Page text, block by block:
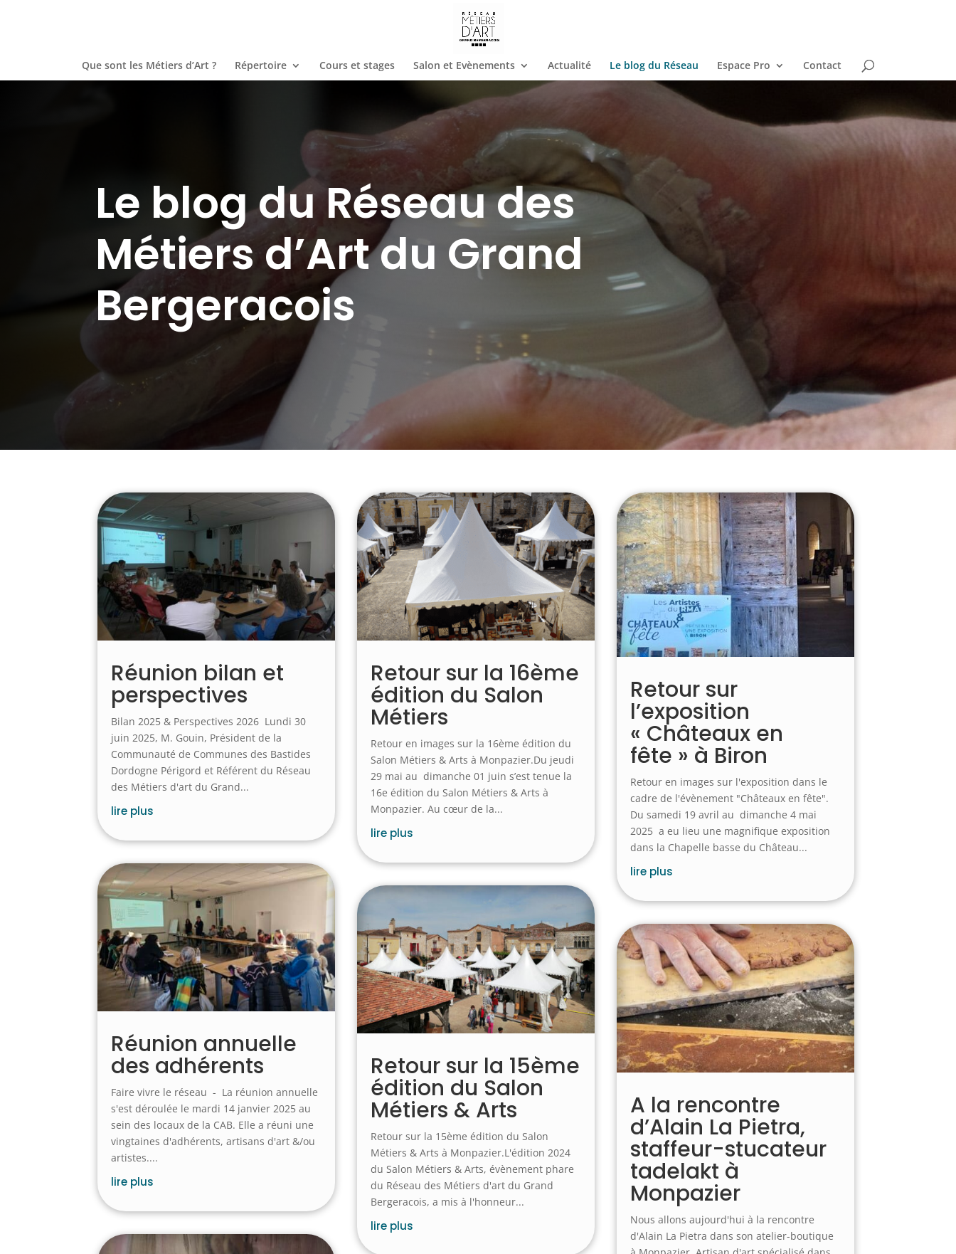
Que sont les Métiers d’Art ? Répertoire Cours et stages Salon et Evènements Actualité Le blog du Réseau Espace Pro Contact
Le blog du Réseau des
Métiers d’Art du Grand
Bergeracois
Réunion bilan et
perspectives
Bilan 2025 & Perspectives 2026 Lundi 30
juin 2025, M. Gouin, Président de la
Communauté de Communes des Bastides
Dordogne Périgord et Référent du Réseau
des Métiers d'art du Grand...
lire plus
Réunion annuelle
des adhérents
Faire vivre le réseau - La réunion annuelle
s'est déroulée le mardi 14 janvier 2025 au
sein des locaux de la CAB. Elle a réuni une
vingtaines d'adhérents, artisans d'art &/ou
artistes....
lire plus
Retour sur la 16ème
édition du Salon
Métiers
Retour en images sur la 16ème édition du
Salon Métiers & Arts à Monpazier.Du jeudi
29 mai au dimanche 01 juin s’est tenue la
16e édition du Salon Métiers & Arts à
Monpazier. Au cœur de la...
lire plus
Retour sur la 15ème
édition du Salon
Métiers & Arts
Retour sur la 15ème édition du Salon
Métiers & Arts à Monpazier.L'édition 2024
du Salon Métiers & Arts, évènement phare
du Réseau des Métiers d'art du Grand
Bergeracois, a mis à l'honneur...
lire plus
Retour sur
l’exposition
« Châteaux en
fête » à Biron
Retour en images sur l'exposition dans le
cadre de l'évènement "Châteaux en fête".
Du samedi 19 avril au dimanche 4 mai
2025 a eu lieu une magnifique exposition
dans la Chapelle basse du Château...
lire plus
A la rencontre
d’Alain La Pietra,
staffeur-stucateur
tadelakt à
Monpazier
Nous allons aujourd'hui à la rencontre
d'Alain La Pietra dans son atelier-boutique